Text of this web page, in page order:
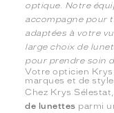
optique. Notre
accompagne pour
adaptées à votre
large choix de
pour prendre soin
Votre opticien Krys
marques et de
Chez Krys
de lunettes parmi